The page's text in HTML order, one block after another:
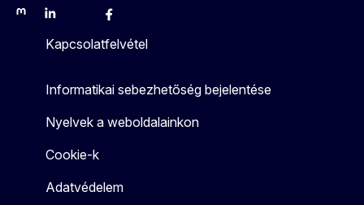
MastodonLinkedInBlueskyFacebook
Kapcsolatfelvétel
Informatikai sebezhetőség bejelentése
Nyelvek a weboldalainkon
Cookie-k
Adatvédelem